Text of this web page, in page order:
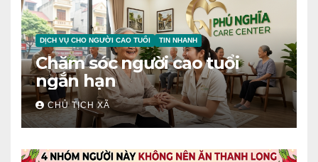
DỊCH VỤ CHO NGƯỜI CAO TUỔI TIN NHANH
Chăm sóc người cao tuổi
ngắn hạn
CHỦ TỊCH XÃ